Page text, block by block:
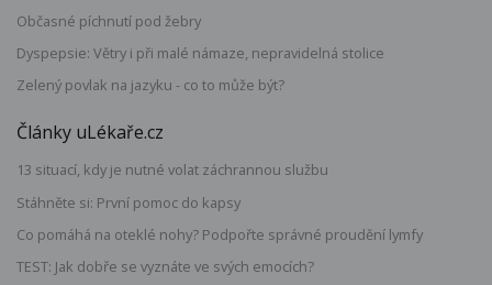
Občasné píchnutí pod žebry
Dyspepsie: Větry i při malé námaze, nepravidelná stolice
Zelený povlak na jazyku - co to může být?
Články uLékaře.cz
13 situací, kdy je nutné volat záchrannou službu
Stáhněte si: První pomoc do kapsy
Co pomáhá na oteklé nohy? Podpořte správné proudění lymfy
TEST: Jak dobře se vyznáte ve svých emocích?